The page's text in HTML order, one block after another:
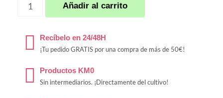
Pitaya
cantidad
Añadir al carrito
Recíbelo en 24/48H
¡Tu pedido GRATIS por una compra de más de 50€!
Productos KM0
Sin intermediarios. ¡Directamente del cultivo!